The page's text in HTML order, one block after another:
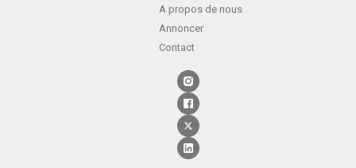
A propos de nous
Annoncer
Contact